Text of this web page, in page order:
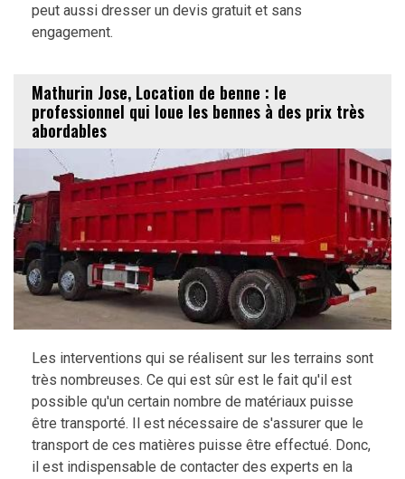
peut aussi dresser un devis gratuit et sans
engagement.
Mathurin Jose, Location de benne : le
professionnel qui loue les bennes à des prix très
abordables
Les interventions qui se réalisent sur les terrains sont
très nombreuses. Ce qui est sûr est le fait qu'il est
possible qu'un certain nombre de matériaux puisse
être transporté. Il est nécessaire de s'assurer que le
transport de ces matières puisse être effectué. Donc,
il est indispensable de contacter des experts en la